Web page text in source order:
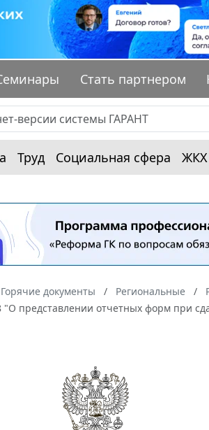
Стать партнером
Труд Социальная сфера ЖКХ
Горячие документы Региональные
"О представлении отчетных форм при